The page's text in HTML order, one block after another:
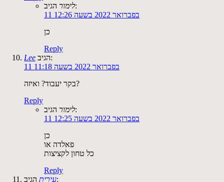
לימורהגיב:
11 בפברואר 2022 בשעה 12:26
כן
Reply
Lee
הגיב:
11 בפברואר 2022 בשעה 11:18
בקר יעבוד? ואיזה?
Reply
לימורהגיב:
11 בפברואר 2022 בשעה 12:25
כן
פאלדה או
כל טחון לקציצות
Reply
עיריתהגיב: